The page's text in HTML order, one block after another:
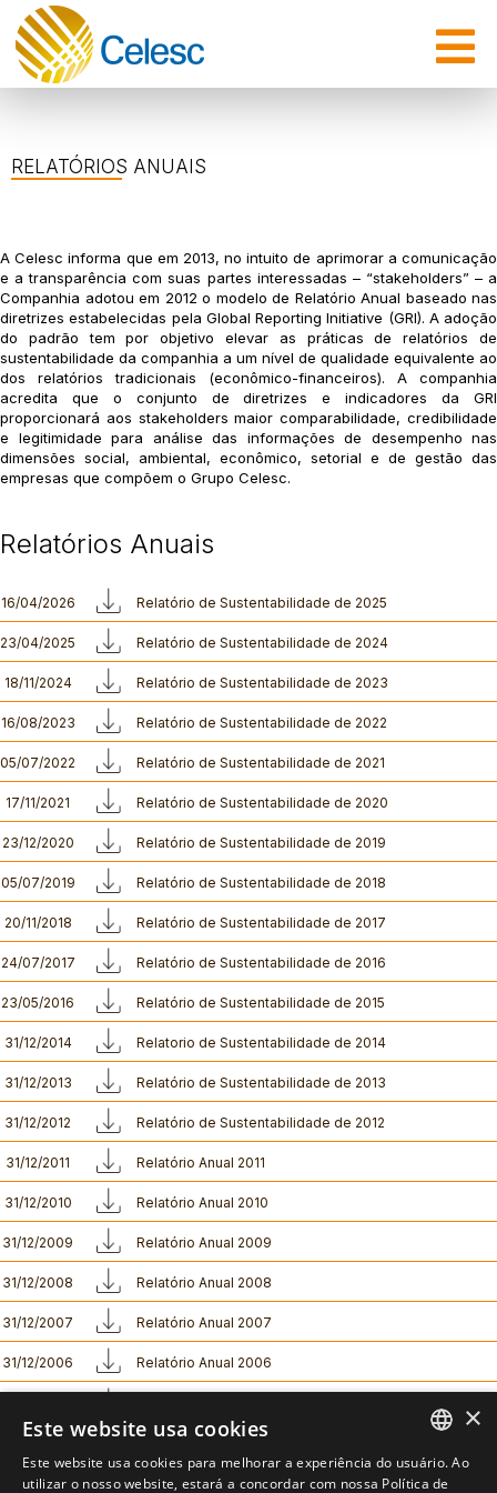
RELATÓRIOS ANUAIS
A Celesc informa que em 2013, no intuito de aprimorar a comunicação
e a transparência com suas partes interessadas – “stakeholders” – a
Companhia adotou em 2012 o modelo de Relatório Anual baseado nas
diretrizes estabelecidas pela Global Reporting Initiative (GRI). A adoção
do padrão tem por objetivo elevar as práticas de relatórios de
sustentabilidade da companhia a um nível de qualidade equivalente ao
dos relatórios tradicionais (econômico-financeiros). A companhia
acredita que o conjunto de diretrizes e indicadores da GRI
proporcionará aos stakeholders maior comparabilidade, credibilidade
e legitimidade para análise das informações de desempenho nas
dimensões social, ambiental, econômico, setorial e de gestão das
empresas que compõem o Grupo Celesc.
Relatórios Anuais
16/04/2026 Relatório de Sustentabilidade de 2025
23/04/2025 Relatório de Sustentabilidade de 2024
18/11/2024 Relatório de Sustentabilidade de 2023
16/08/2023 Relatório de Sustentabilidade de 2022
05/07/2022 Relatório de Sustentabilidade de 2021
17/11/2021 Relatório de Sustentabilidade de 2020
23/12/2020 Relatório de Sustentabilidade de 2019
05/07/2019 Relatório de Sustentabilidade de 2018
20/11/2018 Relatório de Sustentabilidade de 2017
24/07/2017 Relatório de Sustentabilidade de 2016
23/05/2016 Relatório de Sustentabilidade de 2015
31/12/2014 Relatorio de Sustentabilidade de 2014
31/12/2013 Relatório de Sustentabilidade de 2013
31/12/2012 Relatório de Sustentabilidade de 2012
31/12/2011 Relatório Anual 2011
31/12/2010 Relatório Anual 2010
31/12/2009 Relatório Anual 2009
31/12/2008 Relatório Anual 2008
31/12/2007 Relatório Anual 2007
31/12/2006 Relatório Anual 2006
PORTUGUESE
×
Este website usa cookies
Este website usa cookies para melhorar a experiência do usuário. Ao
utilizar o nosso website, estará a concordar com nossa Política de